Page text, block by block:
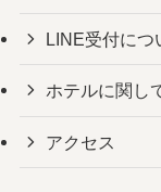
LINE受付につ
ホテルに関し
アクセス